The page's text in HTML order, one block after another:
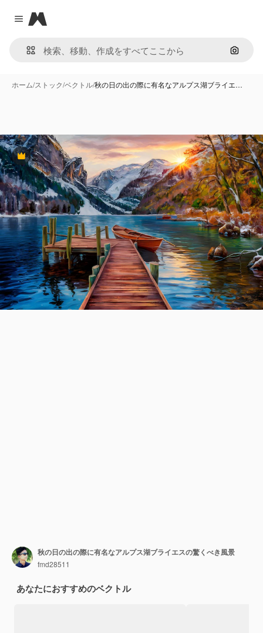
Close menu
Magnific
画像で
ホーム/ストック/ベクトル/秋の日の出の際に有名なアルプス湖ブライエ…
Premium
秋の日の出の際に有名なアルプス湖ブライエスの驚くべき風景
fmd28511
あなたにおすすめのベクトル